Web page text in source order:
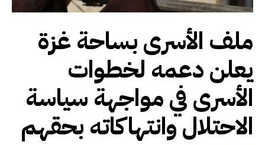
ملف الأسرى بساحة غزة
يعلن دعمه لخطوات
الأسرى في مواجهة سياسة
الاحتلال وانتهاكاته بحقهم